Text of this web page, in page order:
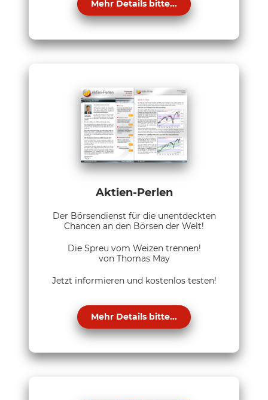
Mehr Details bitte...
Aktien-Perlen
Der Börsendienst für die unentdeckten
Chancen an den Börsen der Welt!
Die Spreu vom Weizen trennen!
von Thomas May
Jetzt informieren und kostenlos testen!
Mehr Details bitte...